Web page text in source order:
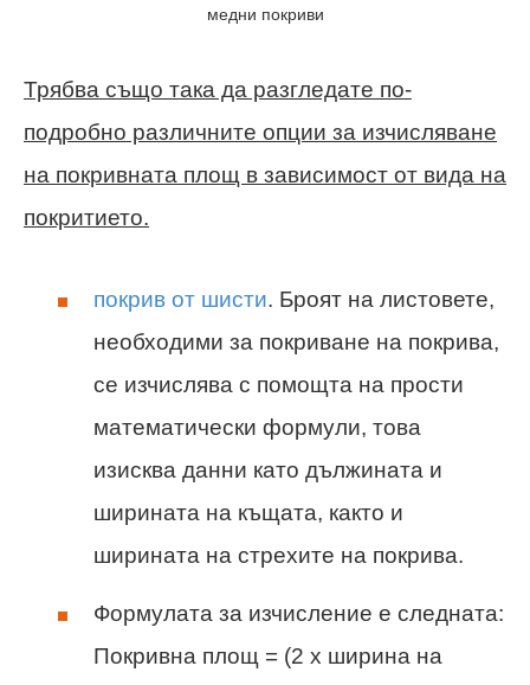
медни покриви
Трябва също така да разгледате по-
подробно различните опции за изчисляване
на покривната площ в зависимост от вида на
покритието.
покрив от шисти. Броят на листовете,
необходими за покриване на покрива,
се изчислява с помощта на прости
математически формули, това
изисква данни като дължината и
ширината на къщата, както и
ширината на стрехите на покрива.
Формулата за изчисление е следната:
Покривна площ = (2 x ширина на